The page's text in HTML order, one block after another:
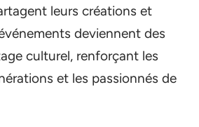
leurs créations et
deviennent des
culturel, renforçant les
et les passionnés de